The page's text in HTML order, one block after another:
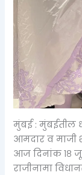
मुंबई : मुंबईतील
आमदार व माजी
आज दिनांक १८
राजीनामा